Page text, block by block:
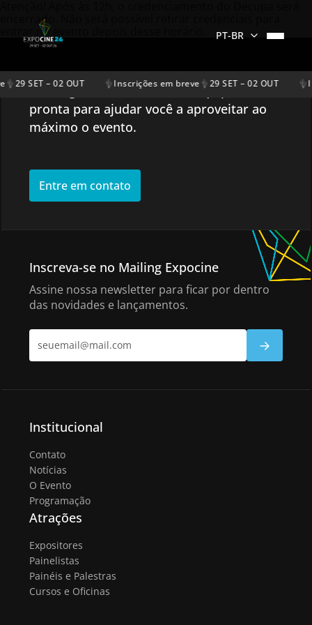
PT-BR
29 SET – 02 OUT Inscrições em breve 29 SET – 02 OUT
encerrado. Não será possível retirar credenciais para
entrar no evento depois desse horário.
Entre em contato
Tem alguma dúvida? Nossa equipe está
pronta para ajudar você a aproveitar ao
máximo o evento.
Entre em contato
Inscreva-se no Mailing Expocine
Assine nossa newsletter para ficar por dentro
das novidades e lançamentos.
Institucional
Contato
Notícias
O Evento
Programação
Atrações
Expositores
Painelistas
Painéis e Palestras
Cursos e Oficinas